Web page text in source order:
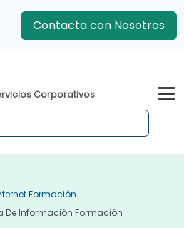
Contacta con Nosotros
Corporativos
Formación
De Información Formación